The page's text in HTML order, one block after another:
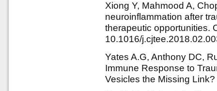
Xiong Y, Mahmood A,
neuroinflammation after
therapeutic opportunities.
10.1016/
Yates A.G, Anthony DC,
Immune Response to
Vesicles the Missing